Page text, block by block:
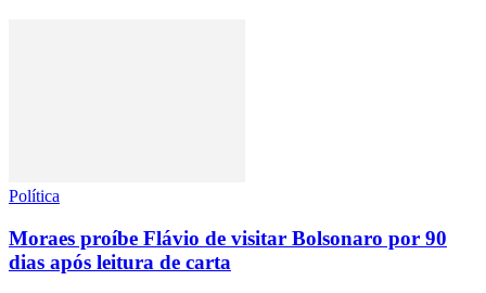
Política
Moraes proíbe Flávio de visitar Bolsonaro por 90
dias após leitura de carta